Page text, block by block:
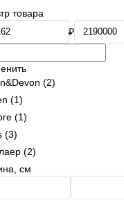
товара
₽
(2)
(1)
(1)
(3)
(2)
см